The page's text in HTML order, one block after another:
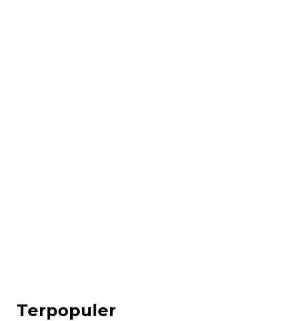
Terpopuler